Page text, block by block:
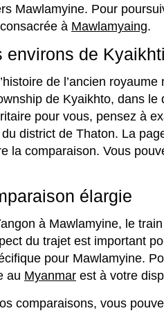
Mawlamyine. Pour
à Mawlamyaing.
environs de
de l’ancien
de Kyaikhto, dans le
pour vous, pensez à
district de Thaton. La
la comparaison. Vous
élargie
à Mawlamyine, le
du trajet est important
pour Mawlamyine.
au Myanmar est à votre
comparaisons, vous